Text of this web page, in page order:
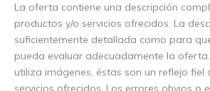
La oferta contiene una descripción
productos y/o servicios ofrecidos. La
suficientemente detallada como para
pueda evaluar adecuadamente la
utiliza imágenes, éstas son un reflejo fiel
servicios ofrecidos. Los errores obvios o